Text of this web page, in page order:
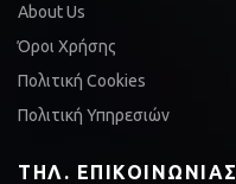
About Us
Όροι Χρήσης
Πολιτική Cookies
Πολιτική Υπηρεσιών
ΤΗΛ. ΕΠΙΚΟΙΝΩΝΊΑΣ